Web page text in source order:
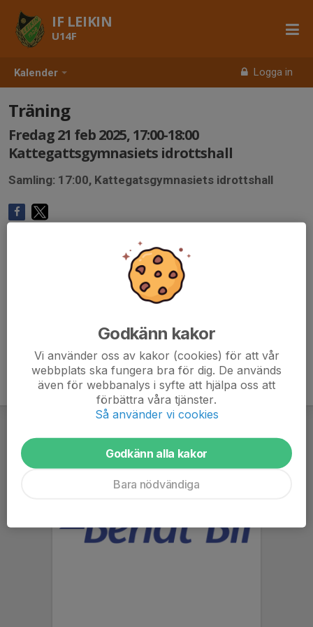
Kalender Logga in
IF LEIKIN
U14F
Träning
Fredag 21 feb 2025, 17:00-18:00
Kattegattsgymnasiets idrottshall
Samling: 17:00, Kattegatsgymnasiets idrottshall
Godkänn kakor
Vi använder oss av kakor (cookies) för att vår
webbplats ska fungera bra för dig. De används
även för webbanalys i syfte att hjälpa oss att
förbättra våra tjänster.
Så använder vi cookies
Godkänn alla kakor
Bara nödvändiga